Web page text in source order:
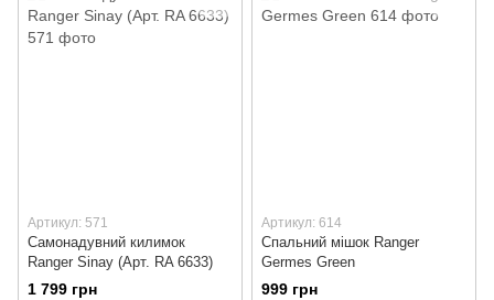
Артикул: 571
Самонадувний килимок
Ranger Sinay (Арт. RA 6633)
1 799 грн
Артикул: 614
Спальний мішок Ranger
Germes Green
999 грн